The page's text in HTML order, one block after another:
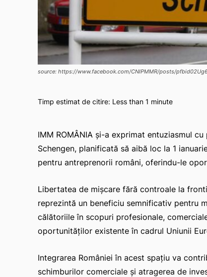
source: https://www.facebook.com/CNIPMMR/posts/
Timp estimat de citire: Less than 1 minute
IMM ROMÂNIA și-a exprimat entuziasmul
Schengen, planificată să aibă loc la 1
pentru antreprenorii români, oferindu-le
Libertatea de mișcare fără controale la
reprezintă un beneficiu semnificativ pentru
călătoriile în scopuri profesionale,
oportunităților existente în cadrul Uniunii
Integrarea României în acest spațiu va
schimburilor comerciale și atragerea de